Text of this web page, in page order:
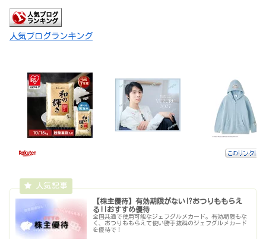
人気ブログランキング
【株主優待】有効期限がない!?おつりももらえ
る!!おすすめ優待
全国共通で使用可能なジェフグルメカード。有効期限もな
く、おつりももらえて使い勝手抜群のジェフグルメカード
を優待で！